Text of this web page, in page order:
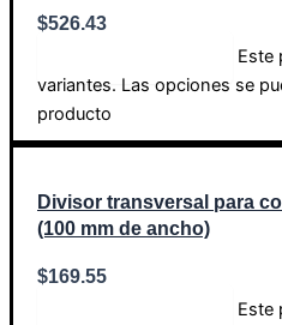
$526.43
Este
variantes. Las opciones se
producto
Divisor transversal para
(100 mm de ancho)
$169.55
Este